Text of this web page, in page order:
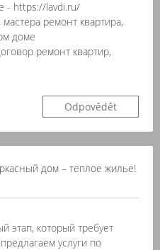
- https://lavdi.ru/
ремонт квартира,
доме
ремонт квартир,
Odpovědět
дом – теплое жилье!
который требует
услуги по